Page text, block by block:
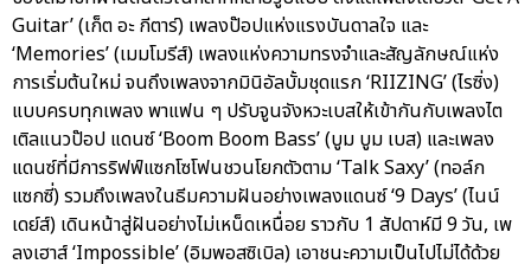
Guitar’ (เก็ต อะ กีตาร์) เพลงป๊อปแห่งแรงบันดาลใจ และ
‘Memories’ (เมมโมรีส์) เพลงแห่งความทรงจำและสัญลักษณ์แห่ง
การเริ่มต้นใหม่ จนถึงเพลงจากมินิอัลบั้มชุดแรก ‘RIIZING’ (ไรซิ่ง)
แบบครบทุกเพลง พาแฟน ๆ ปรับจูนจังหวะเบสให้เข้ากันกับเพลงไต
เติลแนวป๊อป แดนซ์ ‘Boom Boom Bass’ (บูม บูม เบส) และเพลง
แดนซ์ที่มีการริฟฟ์แซกโซโฟนชวนโยกตัวตาม ‘Talk Saxy’ (ทอล์ก
แซกซี่) รวมถึงเพลงในธีมความฝันอย่างเพลงแดนซ์ ‘9 Days’ (ไนน์
เดย์ส์) เดินหน้าสู่ฝันอย่างไม่เหน็ดเหนื่อย ราวกับ 1 สัปดาห์มี 9 วัน, เพ
ลงเฮาส์ ‘Impossible’ (อิมพอสซิเบิล) เอาชนะความเป็นไปไม่ได้ด้วย